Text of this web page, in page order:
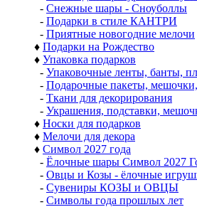
- Снежные шары - Сноуболлы
- Подарки в стиле КАНТРИ
- Приятные новогодние мелочи
♦ Подарки на Рождество
♦ Упаковка подарков
- Упаковочные ленты, банты,
- Подарочные пакеты,
- Ткани для декорирования
- Украшения, подставки,
♦ Носки для подарков
♦ Мелочи для декора
♦ Символ 2027 года
- Ёлочные шары Символ 2027
- Овцы и Козы - ёлочные
- Сувениры КОЗЫ и ОВЦЫ
- Символы года прошлых лет